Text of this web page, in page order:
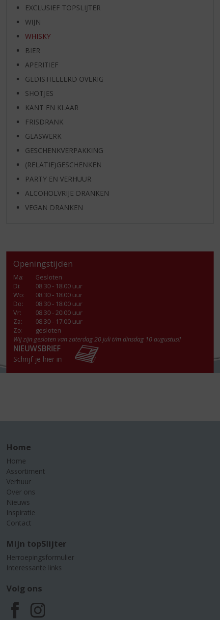
EXCLUSIEF TOPSLIJTER
WIJN
WHISKY
BIER
APERITIEF
GEDISTILLEERD OVERIG
SHOTJES
KANT EN KLAAR
FRISDRANK
GLASWERK
GESCHENKVERPAKKING
(RELATIE)GESCHENKEN
PARTY EN VERHUUR
ALCOHOLVRIJE DRANKEN
VEGAN DRANKEN
Openingstijden
Ma:
Gesloten
Di:
08.30 - 18.00 uur
Wo:
08.30 - 18.00 uur
Do:
08.30 - 18.00 uur
Vr:
08.30 - 20.00 uur
Za:
08.30 - 17.00 uur
Zo:
gesloten
Wij zijn gesloten van zaterdag 20 juli t/m dinsdag 10 augustus!!
NIEUWSBRIEF
Schrijf je hier in
Home
Home
Assortiment
Verhuur
Over ons
Nieuws
Inspiratie
Contact
Mijn topSlijter
Herroepingsformulier
Interessante links
Volg ons
F I